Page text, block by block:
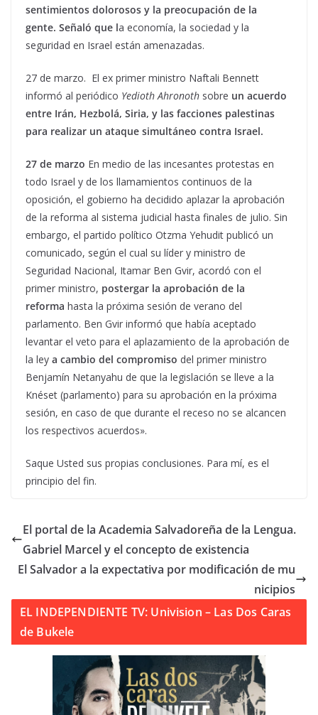
sentimientos dolorosos y la preocupación de la
gente. Señaló que la economía, la sociedad y la
seguridad en Israel están amenazadas.
27 de marzo. El ex primer ministro Naftali Bennett
informó al periódico Yedioth Ahronoth sobre un acuerdo
entre Irán, Hezbolá, Siria, y las facciones palestinas
para realizar un ataque simultáneo contra Israel.
27 de marzo En medio de las incesantes protestas en
todo Israel y de los llamamientos continuos de la
oposición, el gobierno ha decidido aplazar la aprobación
de la reforma al sistema judicial hasta finales de julio. Sin
embargo, el partido político Otzma Yehudit publicó un
comunicado, según el cual su líder y ministro de
Seguridad Nacional, Itamar Ben Gvir, acordó con el
primer ministro, postergar la aprobación de la
reforma hasta la próxima sesión de verano del
parlamento. Ben Gvir informó que había aceptado
levantar el veto para el aplazamiento de la aprobación de
la ley a cambio del compromiso del primer ministro
Benjamín Netanyahu de que la legislación se lleve a la
Knéset (parlamento) para su aprobación en la próxima
sesión, en caso de que durante el receso no se alcancen
los respectivos acuerdos».
Saque Usted sus propias conclusiones. Para mí, es el
principio del fin.
El portal de la Academia Salvadoreña de la Lengua.
Gabriel Marcel y el concepto de existencia
El Salvador a la expectativa por modificación de mu
nicipios
EL INDEPENDIENTE TV: Univision – Las Dos Caras
de Bukele